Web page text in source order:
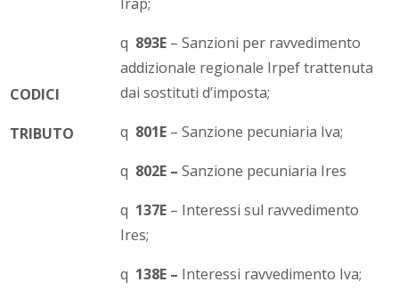
CODICI
TRIBUTO
q 893E – Sanzioni per ravvedimento
addizionale regionale Irpef trattenuta
dai sostituti d’imposta;
q 801E – Sanzione pecuniaria Iva;
q 802E – Sanzione pecuniaria Ires
q 137E – Interessi sul ravvedimento
Ires;
q 138E – Interessi ravvedimento Iva;